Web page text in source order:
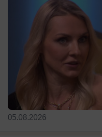
05.08.2026